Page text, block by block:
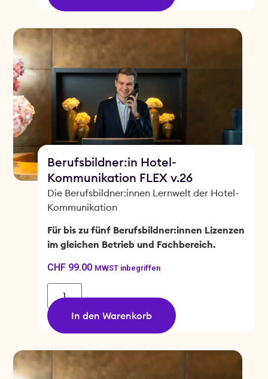
Berufsbildner:in Hotel-
Kommunikation FLEX v.26
Die Berufsbildner:innen Lernwelt der Hotel-
Kommunikation
Für bis zu fünf Berufsbildner:innen Lizenzen
im gleichen Betrieb und Fachbereich.
CHF99.00 MWST inbegriffen
In den Warenkorb